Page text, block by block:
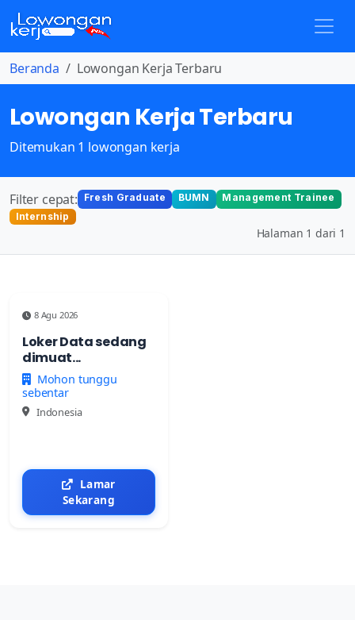
Beranda Lowongan Kerja Terbaru
Lowongan Kerja Terbaru
Ditemukan 1 lowongan kerja
Filter cepat: Fresh Graduate BUMN
Management Trainee
Internship
Halaman 1 dari 1
8 Agu 2026
Loker Data sedang
dimuat...
Mohon tunggu
sebentar
Indonesia
Lamar
Sekarang